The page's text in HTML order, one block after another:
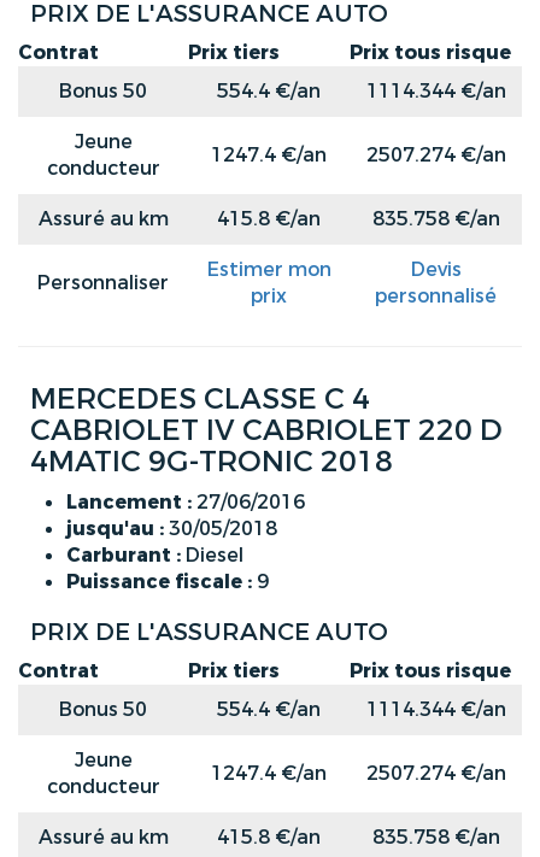
PRIX DE L'ASSURANCE AUTO
Contrat Prix tiers
Prix tous risque
Bonus 50
554.4 €/an
1114.344 €/an
Jeune
conducteur
1247.4 €/an 2507.274 €/an
Assuré au km 415.8 €/an 835.758 €/an
Personnaliser
Estimer mon
prix
Devis
personnalisé
MERCEDES CLASSE C 4
CABRIOLET IV CABRIOLET 220 D
4MATIC 9G-TRONIC 2018
Lancement : 27/06/2016
jusqu'au :30/05/2018
Carburant : Diesel
Puissance fiscale : 9
PRIX DE L'ASSURANCE AUTO
Contrat Prix tiers
Prix tous risque
Bonus 50
554.4 €/an
1114.344 €/an
Jeune
conducteur
1247.4 €/an 2507.274 €/an
Assuré au km 415.8 €/an 835.758 €/an